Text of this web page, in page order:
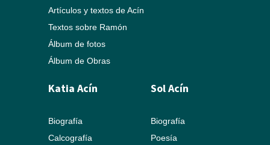
Artículos y textos de Acín
Textos sobre Ramón
Álbum de fotos
Álbum de Obras
Katia Acín
Biografía
Calcografía
Sol Acín
Biografía
Poesía